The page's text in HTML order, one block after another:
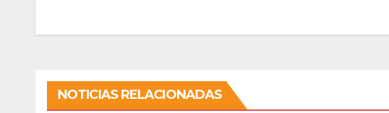
NOTICIAS RELACIONADAS